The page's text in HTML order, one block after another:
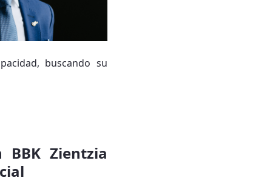
buscando su
Zientzia